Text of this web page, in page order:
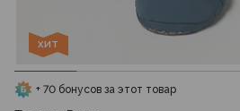
ХИТ
+ 70 бонусов за этот товар